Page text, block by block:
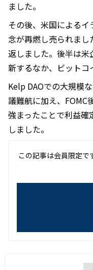
ました。
その後、米国による
念が再燃し売られま
返しました。後半は
新するなか、ビットコ
Kelp DAOでの大規模
議難航に加え、FOMC
強まったことで利益
しました。
この記事は会員限定